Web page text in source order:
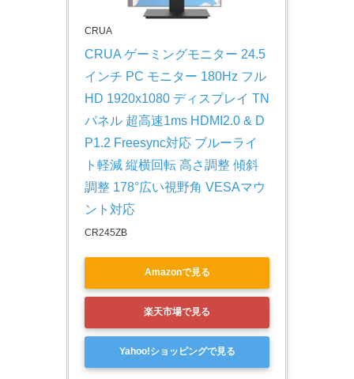
CRUA
CRUA ゲーミングモニター 24.5
インチ PC モニター 180Hz フル
HD 1920x1080 ディスプレイ TN
パネル 超高速1ms HDMI2.0 & D
P1.2 Freesync対応 ブルーライ
ト軽減 縦横回転 高さ調整 傾斜
調整 178°広い視野角 VESAマウ
ント対応
CR245ZB
Amazonで見る
楽天市場で見る
Yahoo!ショッピングで見る